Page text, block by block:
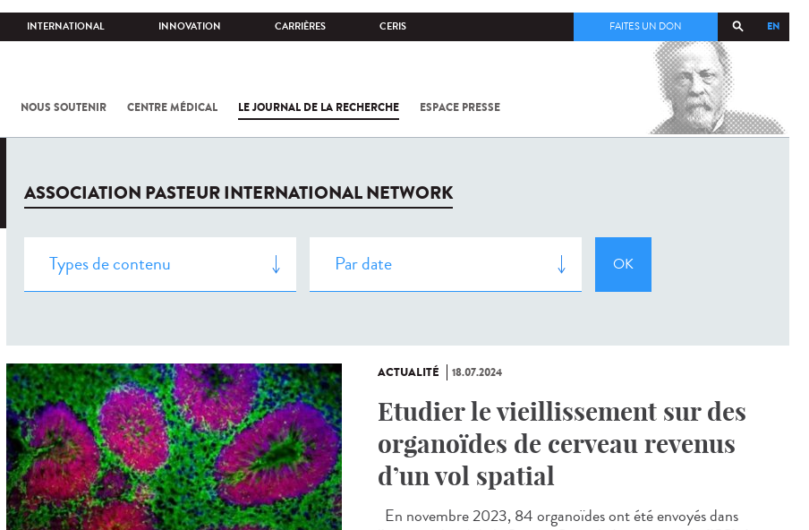
INTERNATIONAL INNOVATION CARRIÈRES CERIS EN
FAITES UN DON
NOUS SOUTENIR CENTRE MÉDICAL LE JOURNAL DE LA RECHERCHE ESPACE PRESSE
COV-2 /
ASSOCIATION PASTEUR INTERNATIONAL NETWORK
ACTUALITÉ 18.07.2024
Etudier le vieillissement sur des
organoïdes de cerveau revenus
d’un vol spatial
En novembre 2023, 84 organoïdes ont été envoyés dans